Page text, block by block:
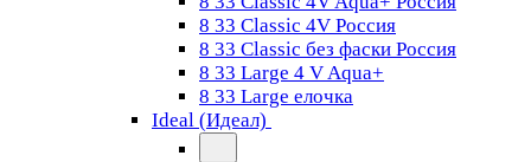
8 33 Classic 4V Россия
8 33 Classic без фаски Россия
8 33 Large 4 V Aqua+
8 33 Large елочка
Ideal (Идеал)